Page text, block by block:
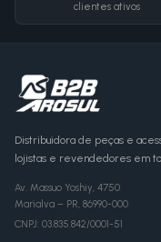
clientes ativos
Distribuidora de peças e
lojistas e revendedores em
Av. Massuo Yoshiy, 4750
Marialva – PR, 86990-000
CNPJ: 03.835.842/0001-51